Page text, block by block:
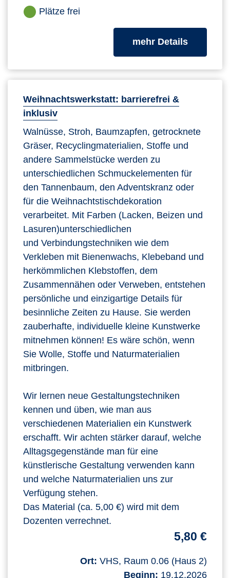
Plätze frei
mehr Detailszum
Weihnachtswerkstatt: barrierefrei &
inklusiv
Walnüsse, Stroh, Baumzapfen, getrocknete
Gräser, Recyclingmaterialien, Stoffe und
andere Sammelstücke werden zu
unterschiedlichen Schmuckelementen für
den Tannenbaum, den Adventskranz oder
für die Weihnachtstischdekoration
verarbeitet. Mit Farben (Lacken, Beizen und
Lasuren)unterschiedlichen
und Verbindungstechniken wie dem
Verkleben mit Bienenwachs, Klebeband und
herkömmlichen Klebstoffen, dem
Zusammennähen oder Verweben, entstehen
persönliche und einzigartige Details für
besinnliche Zeiten zu Hause. Sie werden
zauberhafte, individuelle kleine Kunstwerke
mitnehmen können! Es wäre schön, wenn
Sie Wolle, Stoffe und Naturmaterialien
mitbringen.
Wir lernen neue Gestaltungstechniken
kennen und üben, wie man aus
verschiedenen Materialien ein Kunstwerk
erschafft. Wir achten stärker darauf, welche
Alltagsgegenstände man für eine
künstlerische Gestaltung verwenden kann
und welche Naturmaterialien uns zur
Verfügung stehen.
Das Material (ca. 5,00 €) wird mit dem
Dozenten verrechnet.
5,80 €
Ort: VHS, Raum 0.06 (Haus 2)
Beginn: 19.12.2026